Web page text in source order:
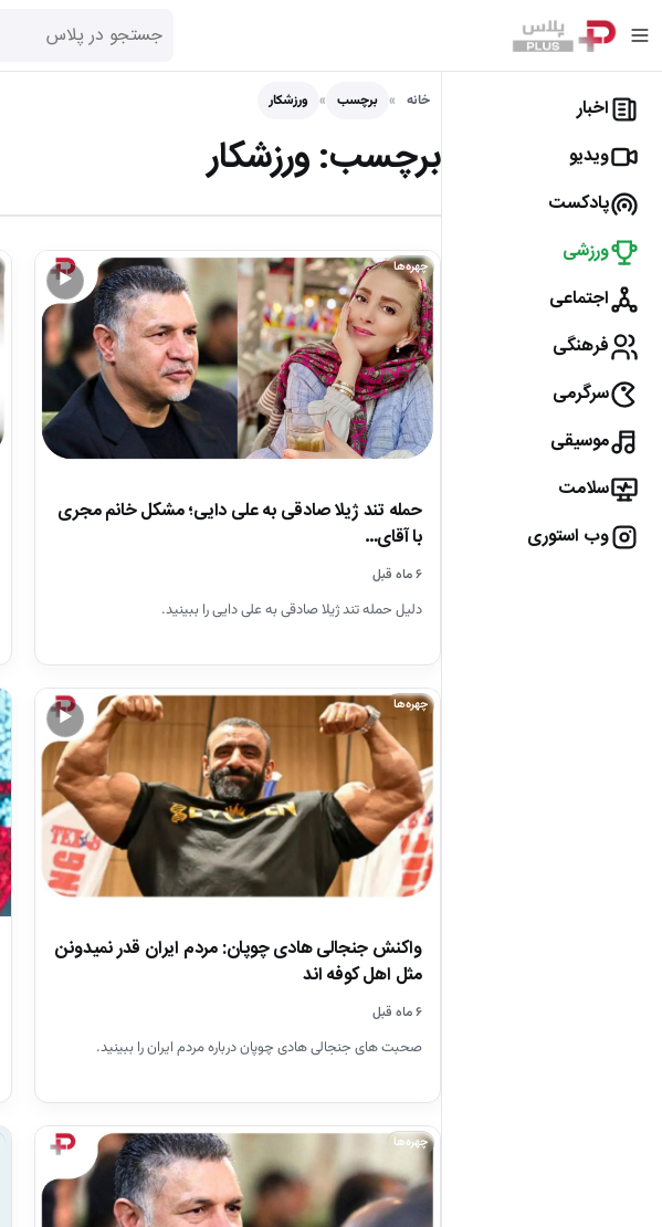
اخبار
ویدیو
پادکست
ورزشی
اجتماعی
فرهنگی
سرگرمی
موسیقی
سلامت
وب استوری
خانه برچسب ورزشکار
برچسب:ورزشکار
▶
چهره‌ها
حمله تند ژیلا صادقی به علی دایی؛ مشکل خانم مجری
با آقای…
۶ ماه قبل
دلیل حمله تند ژیلا صادقی به علی دایی را ببینید.
▶
چهره‌ها
واکنش جنجالی هادی چوپان: مردم ایران قدر نمیدونن
مثل اهل کوفه اند
۶ ماه قبل
صحبت های جنجالی هادی چوپان درباره مردم ایران را ببینید.
چهره‌ها